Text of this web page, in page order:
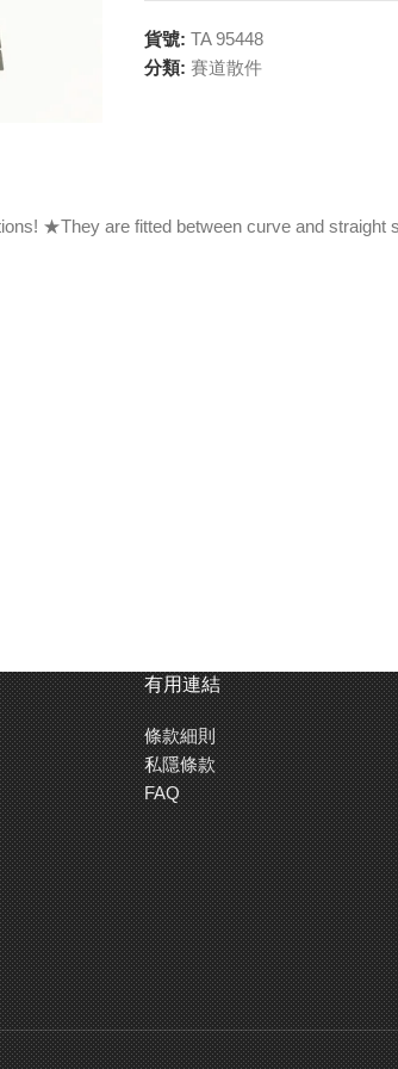
貨號: TA 95448
分類: 賽道散件
★They are fitted between curve and straight
有用連結
條款細則
私隱條款
FAQ